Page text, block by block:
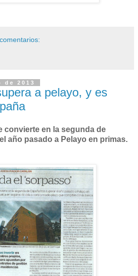
de 2013
a pelayo, y es
convierte en la segunda de
año pasado a Pelayo en primas.